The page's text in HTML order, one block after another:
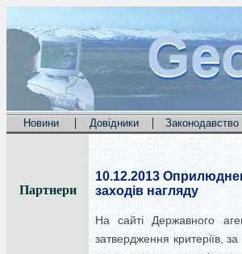
Новини | Довідники | Законодавство
Партнери
10.12.2013
заходів нагляду
На сайті Державного
затвердження критеріїв,